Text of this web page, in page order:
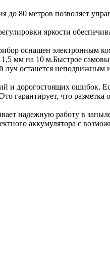
до 80 метров позволяет
яркости
оснащен электронным
мм на 10 м.Быстрое
луч останется
и дорогостоящих ошибок.
гарантирует, что разметка
надежную работу в
аккумулятора с